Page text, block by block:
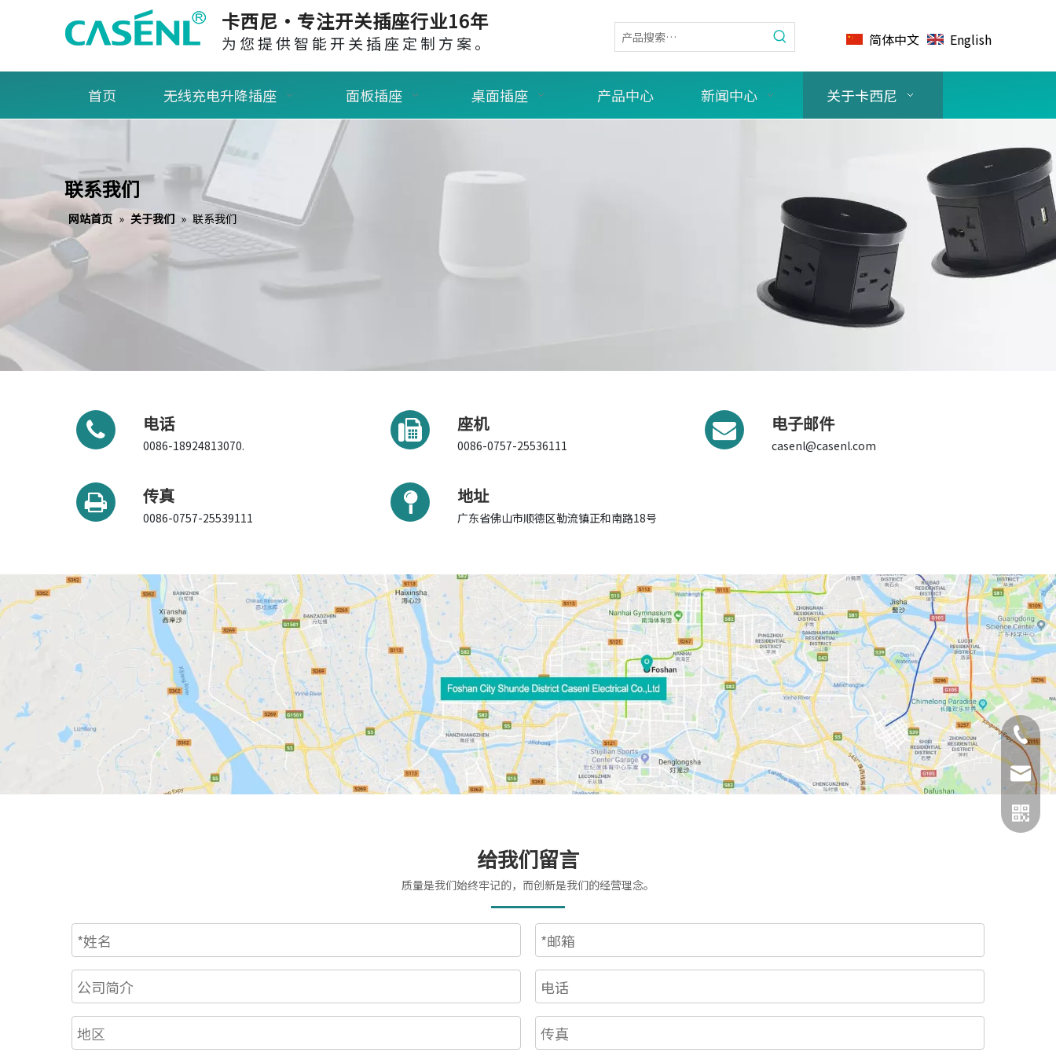
卡西尼·专注开关插座行业16年
为您提供智能开关插座定制方案。 简体中文 English
首页 无线充电升降插座 面板插座 桌面插座 产品中心 新闻中心 关于卡西尼
联系我们
网站首页 » 关于我们 » 联系我们
电话
0086-18924813070.
座机
0086-0757-25536111
电子邮件
casenl@casenl.com
传真
0086-0757-25539111
地址
广东省佛山市顺德区勒流镇正和南路18号
给我们留言
质量是我们始终牢记的，而创新是我们的经营理念。
座机号码
电话
邮箱